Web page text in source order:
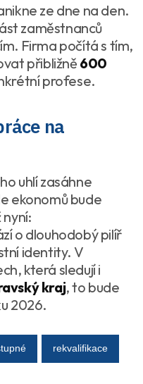
ze dne na den.
zaměstnanců
Firma počítá s tím,
přibližně 600
profese.
na
uhlí zasáhne
ekonomů bude
nyní:
o dlouhodobý pilíř
identity. V
která sledují i
kraj, to bude
2026.
rekvalifikace